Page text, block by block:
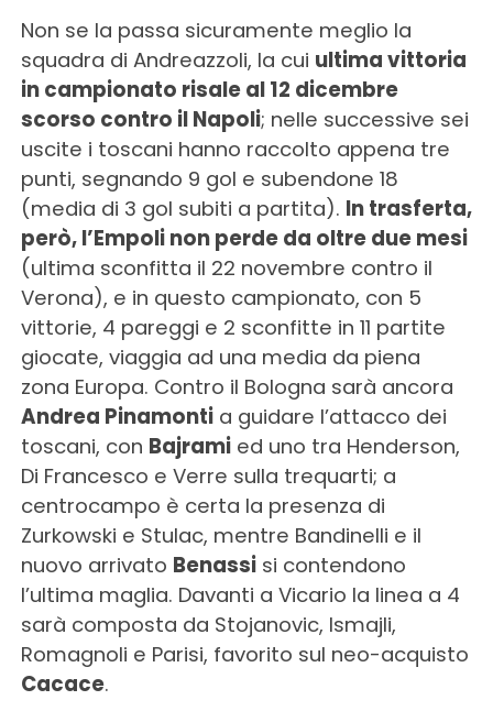
Non se la passa sicuramente meglio la
squadra di Andreazzoli, la cui ultima vittoria
in campionato risale al 12 dicembre
scorso contro il Napoli; nelle successive sei
uscite i toscani hanno raccolto appena tre
punti, segnando 9 gol e subendone 18
(media di 3 gol subiti a partita). In trasferta,
però, l’Empoli non perde da oltre due mesi
(ultima sconfitta il 22 novembre contro il
Verona), e in questo campionato, con 5
vittorie, 4 pareggi e 2 sconfitte in 11 partite
giocate, viaggia ad una media da piena
zona Europa. Contro il Bologna sarà ancora
Andrea Pinamontia guidare l’attacco dei
toscani, con Bajramied uno tra Henderson,
Di Francesco e Verre sulla trequarti; a
centrocampo è certa la presenza di
Zurkowski e Stulac, mentre Bandinelli e il
nuovo arrivato Benassisi contendono
l’ultima maglia. Davanti a Vicario la linea a 4
sarà composta da Stojanovic, Ismajli,
Romagnoli e Parisi, favorito sul neo-acquisto
Cacace.